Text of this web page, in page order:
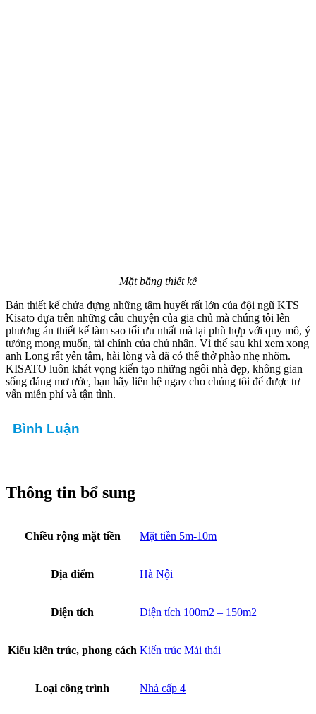
Mặt bằng thiết kế
Bản thiết kế chứa đựng những tâm huyết rất lớn của đội ngũ KTS
Kisato dựa trên những câu chuyện của gia chủ mà chúng tôi lên
phương án thiết kế làm sao tối ưu nhất mà lại phù hợp với quy mô, ý
tưởng mong muốn, tài chính của chủ nhân. Vì thế sau khi xem xong
anh Long rất yên tâm, hài lòng và đã có thể thở phào nhẹ nhõm.
KISATO luôn khát vọng kiến tạo những ngôi nhà đẹp, không gian
sống đáng mơ ước, bạn hãy liên hệ ngay cho chúng tôi để được tư
vấn miễn phí và tận tình.
Bình Luận
Thông tin bổ sung
Chiều rộng mặt tiền Mặt tiền 5m-10m
Địa điểm Hà Nội
Diện tích Diện tích 100m2 – 150m2
Kiểu kiến trúc, phong cách Kiến trúc Mái thái
Loại công trình Nhà cấp 4